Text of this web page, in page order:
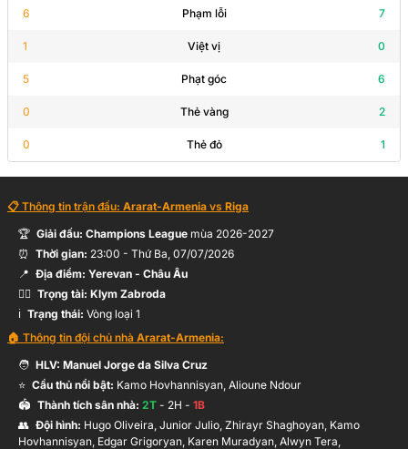
72’
68’
H.Oliveira
Hỗ trợ: K.Muradyan
A.Malis
44’
6 Phạm lỗi 7
1 Việt vị 0
5 Phạt góc 6
0 Thẻ vàng 2
0 Thẻ đỏ 1
📋 Thông tin trận đấu: Ararat-Armenia vs Riga
🏆 Giải đấu: Champions League mùa 2026-2027
⏰ Thời gian: 23:00 - Thứ Ba, 07/07/2026
📍 Địa điểm: Yerevan - Châu Âu
🧑‍⚖️ Trọng tài: Klym Zabroda
ℹ️ Trạng thái: Vòng loại 1
🏠 Thông tin đội chủ nhà Ararat-Armenia:
🧑 HLV: Manuel Jorge da Silva Cruz
⭐ Cầu thủ nổi bật: Kamo Hovhannisyan, Alioune Ndour
🏟️ Thành tích sân nhà: 2T - 2H - 1B
👥 Đội hình: Hugo Oliveira, Junior Julio, Zhirayr Shaghoyan, Kamo
Hovhannisyan, Edgar Grigoryan, Karen Muradyan, Alwyn Tera,